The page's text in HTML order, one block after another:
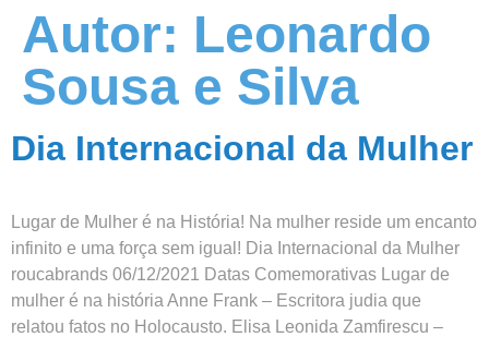
Autor: Leonardo
Sousa e Silva
Dia Internacional da Mulher
Lugar de Mulher é na História! Na mulher reside um encanto
infinito e uma força sem igual! Dia Internacional da Mulher
roucabrands 06/12/2021 Datas Comemorativas Lugar de
mulher é na história Anne Frank – Escritora judia que
relatou fatos no Holocausto. Elisa Leonida Zamfirescu –